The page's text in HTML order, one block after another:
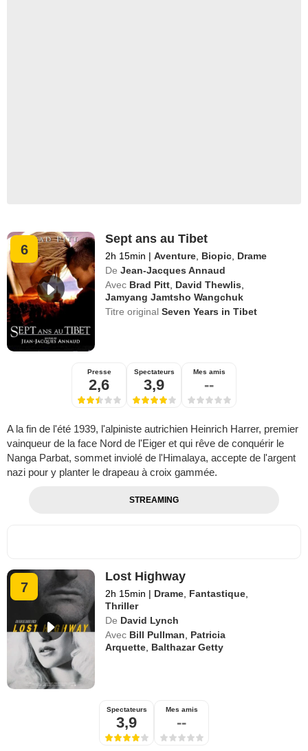
6
Sept ans au Tibet
2h 15min | Aventure Biopic Drame
De Jean-Jacques Annaud
Avec Brad Pitt David Thewlis
Jamyang Jamtsho Wangchuk
Titre originalSeven Years in Tibet
Presse
2,6
Spectateurs
3,9
Mes amis
--
A la fin de l'été 1939, l'alpiniste autrichien Heinrich Harrer, premier
vainqueur de la face Nord de l'Eiger et qui rêve de conquérir le
Nanga Parbat, sommet inviolé de l'Himalaya, accepte de l'argent
nazi pour y planter le drapeau à croix gammée.
STREAMING
7
Lost Highway
2h 15min | Drame Fantastique
Thriller
De David Lynch
Avec Bill Pullman
Patricia
Arquette Balthazar Getty
Spectateurs
3,9
Mes amis
--